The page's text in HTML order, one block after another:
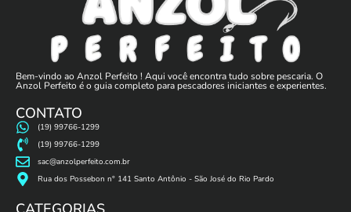
Bem-vindo ao Anzol Perfeito ! Aqui você encontra tudo sobre pescaria. O
Anzol Perfeito é o guia completo para pescadores iniciantes e experientes.
CONTATO
(19) 99766-1299
(19) 99766-1299
sac@anzolperfeito.com.br
Rua dos Possebon n° 141 Santo Antônio - São José do Rio Pardo